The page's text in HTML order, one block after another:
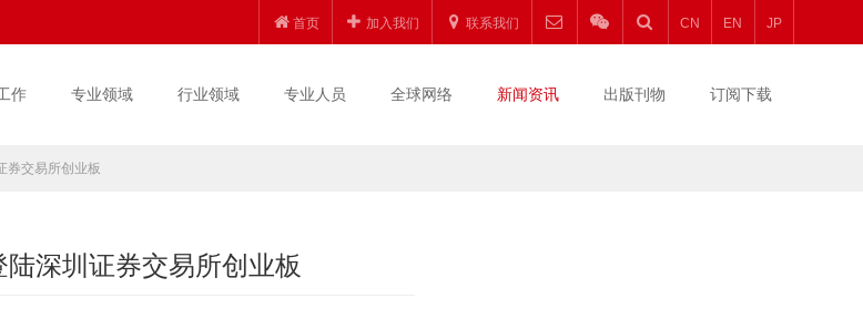
首页 加入我们 联系我们 CN EN JP
作 专业领域 行业领域 专业人员 全球网络 新闻资讯 出版刊物 订阅下载
券交易所创业板
深圳证券交易所创业板